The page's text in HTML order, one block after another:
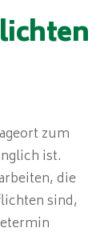
zum
ist.
die
sind,